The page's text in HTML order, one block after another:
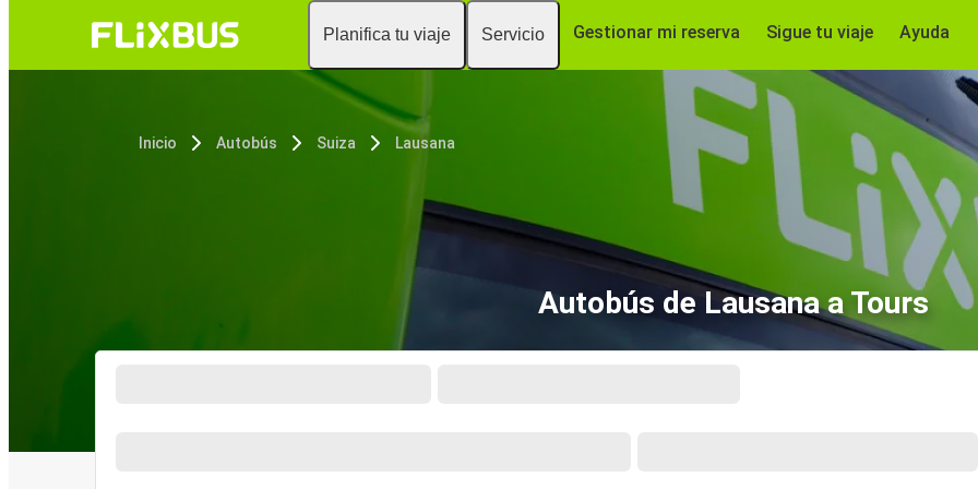
Planifica tu viaje Servicio Gestionar mi reserva Sigue tu viaje Ayuda
Inicio Autobús Suiza Lausana
Autobús de Lausana a Tours